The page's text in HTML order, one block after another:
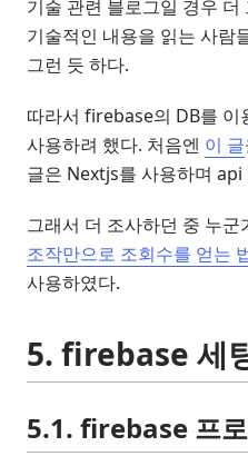
기술 관련 블로그일 경우
기술적인 내용을 읽는 사람
그런 듯 하다.
따라서 firebase의 DB를 이
사용하려 했다. 처음엔 이 글
글은 Nextjs를 사용하며
그래서 더 조사하던 중 누군
조작만으로 조회수를 얻는
사용하였다.
5. firebase 세
5.1. firebase 프